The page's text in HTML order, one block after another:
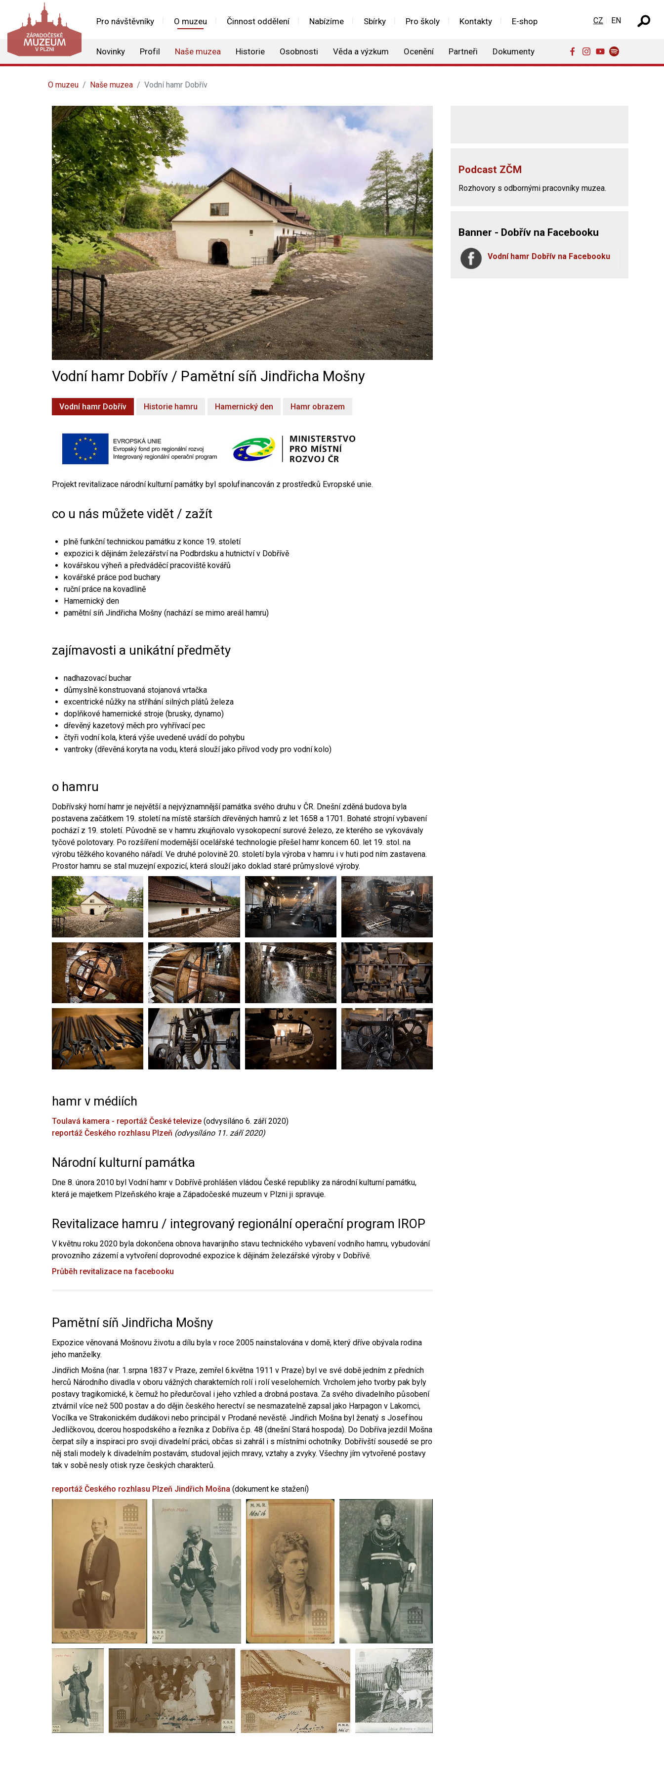
Pro návštěvníky O muzeu Činnost oddělení Nabízíme Sbírky Pro školy Kontakty E-shop
Novinky Profil Naše muzea Historie Osobnosti Věda a výzkum Ocenění Partneři Dokumenty
Zvolte jazyk
CZ EN
O muzeu Naše muzea Vodní hamr Dobřív
Vodní hamr Dobřív / Pamětní síň Jindřicha Mošny
Vodní hamr Dobřív Historie hamru Hamernický den Hamr obrazem
Projekt revitalizace národní kulturní památky byl spolufinancován z prostředků Evropské unie.
co u nás můžete vidět / zažít
plně funkční technickou památku z konce 19. století
expozici k dějinám železářství na Podbrdsku a hutnictví v Dobřívě
kovářskou výheň a předváděcí pracoviště kovářů
kovářské práce pod buchary
ruční práce na kovadlině
Hamernický den
pamětní síň Jindřicha Mošny (nachází se mimo areál hamru)
zajímavosti a unikátní předměty
nadhazovací buchar
důmyslně konstruovaná stojanová vrtačka
excentrické nůžky na stříhání silných plátů železa
doplňkové hamernické stroje (brusky, dynamo)
dřevěný kazetový měch pro vyhřívací pec
čtyři vodní kola, která výše uvedené uvádí do pohybu
vantroky (dřevěná koryta na vodu, která slouží jako přívod vody pro vodní kolo)
o hamru
Dobřívský horní hamr je největší a nejvýznamnější památka svého druhu v ČR. Dnešní zděná budova byla
postavena začátkem 19. století na místě starších dřevěných hamrů z let 1658 a 1701. Bohaté strojní vybavení
pochází z 19. století. Původně se v hamru zkujňovalo vysokopecní surové železo, ze kterého se vykovávaly
tyčové polotovary. Po rozšíření modernější ocelářské technologie přešel hamr koncem 60. let 19. stol. na
výrobu těžkého kovaného nářadí. Ve druhé polovině 20. století byla výroba v hamru i v huti pod ním zastavena.
Prostor hamru se stal muzejní expozicí, která slouží jako doklad staré průmyslové výroby.
hamr v médiích
Toulavá kamera - reportáž České televize (odvysíláno 6. září 2020)
reportáž Českého rozhlasu Plzeň (odvysíláno 11. září 2020)
Národní kulturní památka
Dne 8. února 2010 byl Vodní hamr v Dobřívě prohlášen vládou České republiky za národní kulturní památku,
která je majetkem Plzeňského kraje a Západočeské muzeum v Plzni ji spravuje.
Revitalizace hamru / integrovaný regionální operační program IROP
V květnu roku 2020 byla dokončena obnova havarijního stavu technického vybavení vodního hamru, vybudování
provozního zázemí a vytvoření doprovodné expozice k dějinám železářské výroby v Dobřívě.
Průběh revitalizace na facebooku
Pamětní síň Jindřicha Mošny
Expozice věnovaná Mošnovu životu a dílu byla v roce 2005 nainstalována v domě, který dříve obývala rodina
jeho manželky.
Jindřich Mošna (nar. 1.srpna 1837 v Praze, zemřel 6.května 1911 v Praze) byl ve své době jedním z předních
herců Národního divadla v oboru vážných charakterních rolí i rolí veseloherních. Vrcholem jeho tvorby pak byly
postavy tragikomické, k čemuž ho předurčoval i jeho vzhled a drobná postava. Za svého divadelního působení
ztvárnil více než 500 postav a do dějin českého herectví se nesmazatelně zapsal jako Harpagon v Lakomci,
Vocílka ve Strakonickém dudákovi nebo principál v Prodané nevěstě. Jindřich Mošna byl ženatý s Josefínou
Jedličkovou, dcerou hospodského a řezníka z Dobříva č.p. 48 (dnešní Stará hospoda). Do Dobříva jezdil Mošna
čerpat síly a inspiraci pro svoji divadelní práci, občas si zahrál i s místními ochotníky. Dobřívští sousedé se pro
něj stali modely k divadelním postavám, studoval jejich mravy, vztahy a zvyky. Všechny jím vytvořené postavy
tak v sobě nesly otisk ryze českých charakterů.
reportáž Českého rozhlasu Plzeň Jindřich Mošna (dokument ke stažení)
Podcast ZČM
Rozhovory s odbornými pracovníky muzea.
Banner - Dobřív na Facebooku
Vodní hamr Dobřív na Facebooku